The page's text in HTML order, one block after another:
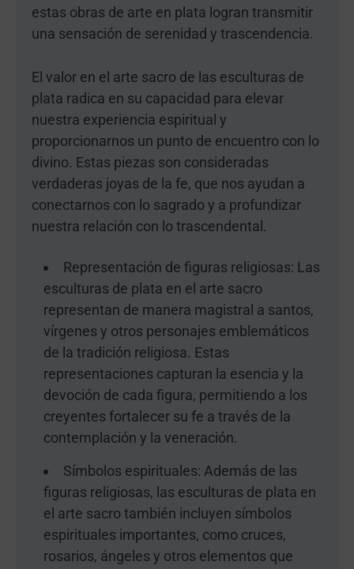
estas obras de arte en plata logran transmitir
una sensación de serenidad y trascendencia.
El valor en el arte sacro de las esculturas de
plata radica en su capacidad para elevar
nuestra experiencia espiritual y
proporcionarnos un punto de encuentro con lo
divino. Estas piezas son consideradas
verdaderas joyas de la fe, que nos ayudan a
conectarnos con lo sagrado y a profundizar
nuestra relación con lo trascendental.
Representación de figuras religiosas: Las
esculturas de plata en el arte sacro
representan de manera magistral a santos,
vírgenes y otros personajes emblemáticos
de la tradición religiosa. Estas
representaciones capturan la esencia y la
devoción de cada figura, permitiendo a los
creyentes fortalecer su fe a través de la
contemplación y la veneración.
Símbolos espirituales: Además de las
figuras religiosas, las esculturas de plata en
el arte sacro también incluyen símbolos
espirituales importantes, como cruces,
rosarios, ángeles y otros elementos que